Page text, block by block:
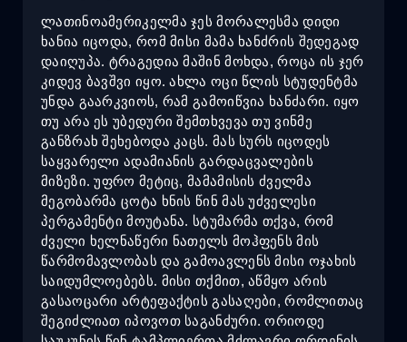
ლათინოამერიკელმა ჯეს მორალესმა დიდი
ხანია იცოდა, რომ მისი მამა ხანძრის შედეგად
დაიღუპა. ტრაგედია მაშინ მოხდა, როცა ის ჯერ
კიდევ ბავშვი იყო. ახლა ოცი წლის სტუდენტმა
უნდა გაარკვიოს, რამ გამოიწვია ხანძარი. იყო
თუ არა ეს უბედური შემთხვევა თუ ვინმე
განზრახ შეხებოდა კაცს. მას სურს იცოდეს
საყვარელი ადამიანის გარდაცვალების
მიზეზი. უფრო მეტიც, მამამისის ძველმა
მეგობარმა ცოტა ხნის წინ მას უძველესი
პერგამენტი მოუტანა. სტუმარმა თქვა, რომ
ძველი ხელნაწერი ნათელს მოჰფენს მის
წარმომავლობას და გამოავლენს მისი ოჯახის
საიდუმლოებებს. მისი თქმით, აწმყო არის
გასაოცარი არტეფაქტის გასაღები, რომლითაც
შეგიძლიათ იპოვოთ საგანძური. ორიოდე